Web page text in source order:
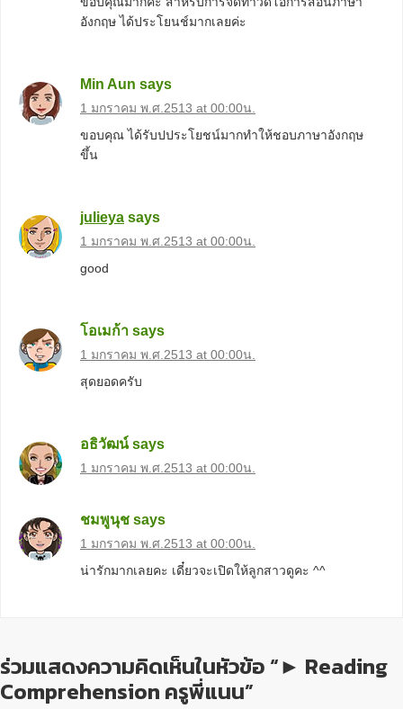
อังกฤษ ได้ประโยนช์มากเลยค่ะ
Min Aun says
1 มกราคม พ.ศ.2513 at 00:00น.
ขอบคุณ ได้รับปประโยชน์มากทำให้ชอบภาษาอังกฤษ
ขึ้น
julieya says
1 มกราคม พ.ศ.2513 at 00:00น.
good
โอเมก้า says
1 มกราคม พ.ศ.2513 at 00:00น.
สุดยอดครับ
อธิวัฒน์ says
1 มกราคม พ.ศ.2513 at 00:00น.
ชมพูนุช says
1 มกราคม พ.ศ.2513 at 00:00น.
น่ารักมากเลยคะ เดี๋ยวจะเปิดให้ลูกสาวดูคะ ^^
ร่วมแสดงความคิดเห็นในหัวข้อ “► Reading
Comprehension ครูพี่แนน”